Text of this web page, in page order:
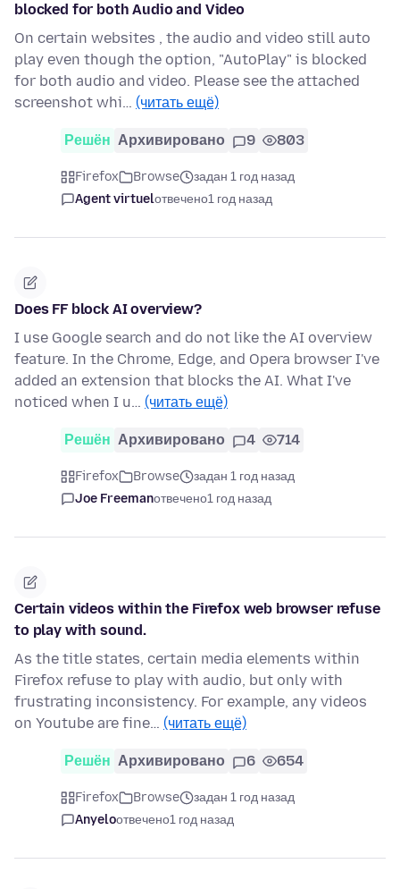
blocked for both Audio and Video
On certain websites , the audio and video still auto
play even though the option, "AutoPlay" is blocked
for both audio and video. Please see the attached
screenshot whi… (читать ещё)
Решён Архивировано 9 803
Firefox Browse
задан 1 год назад
Agent virtuelотвечено1 год назад
Does FF block AI overview?
I use Google search and do not like the AI overview
feature. In the Chrome, Edge, and Opera browser I've
added an extension that blocks the AI. What I've
noticed when I u… (читать ещё)
Решён Архивировано 4 714
Firefox Browse
задан 1 год назад
Joe Freemanотвечено1 год назад
Certain videos within the Firefox web browser refuse
to play with sound.
As the title states, certain media elements within
Firefox refuse to play with audio, but only with
frustrating inconsistency. For example, any videos
on Youtube are fine… (читать ещё)
Решён Архивировано 6 654
Firefox Browse
задан 1 год назад
Anyeloотвечено1 год назад